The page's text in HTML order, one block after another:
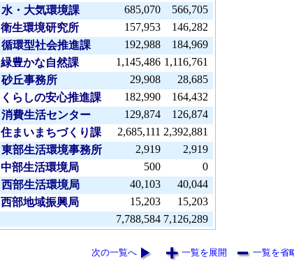
水・大気環境課
685,070
566,705
衛生環境研究所
157,953
146,282
循環型社会推進課
192,988
184,969
緑豊かな自然課
1,145,486 1,116,761
砂丘事務所
29,908
28,685
くらしの安心推進課
182,990
164,432
消費生活センター
129,874
126,874
住まいまちづくり課
2,685,111 2,392,881
東部生活環境事務所
2,919
2,919
中部生活環境局
500
0
西部生活環境局
40,103
40,044
西部地域振興局
15,203
15,203
7,788,584 7,126,289
次の一覧へ 一覧を展開 一覧を省